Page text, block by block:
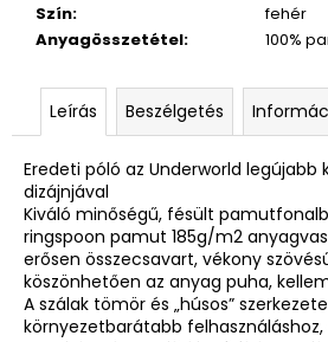
Szín:
fehér
Anyagösszetétel: 100%
Leírás Beszélgetés
Eredeti póló az Underworld legújabb
dizájnjával
Kiváló minőségű, fésült
ringspoon pamut 185g/m2
erősen összecsavart, vékony
köszönhetően az anyag puha,
A szálak tömör és „húsos”
környezetbarátabb